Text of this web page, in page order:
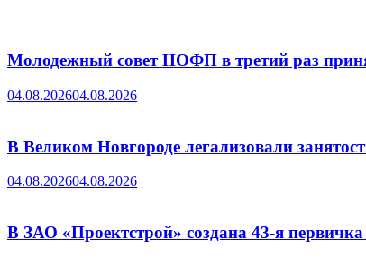
Молодежный совет НОФП в третий раз
04.08.202604.08.2026
В Великом Новгороде легализовали
04.08.202604.08.2026
В ЗАО «Проектстрой» создана 43-я